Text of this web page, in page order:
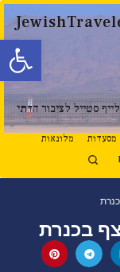
פתח
סטייל לציבור הדתי
מסעדות
מלונאות
בכנרת